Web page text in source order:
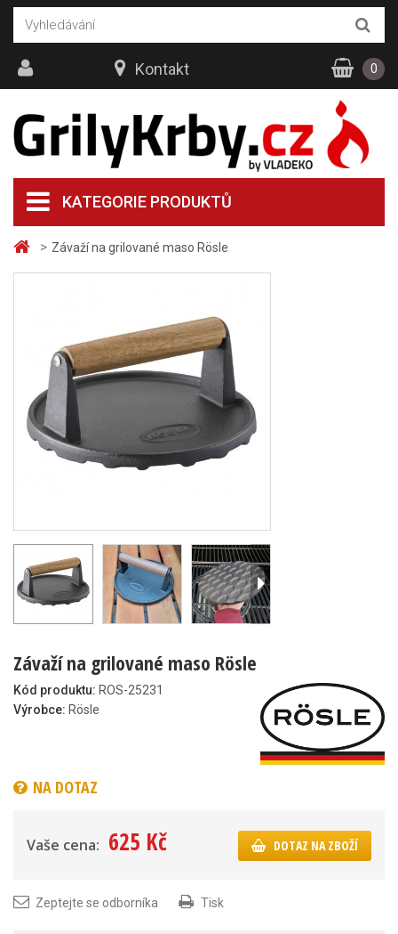
> Závaží na grilované maso Rösle
Závaží na grilované maso Rösle
Kód produktu: ROS-25231
Výrobce: Rösle
NA DOTAZ
Vaše cena: 625 Kč DOTAZ NA ZBOŽÍ
Zeptejte se odborníka Tisk
KATEGORIE PRODUKTŮ
Kontakt 0